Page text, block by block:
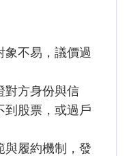
象不易，議價過
對方身份與信
到股票，或過戶
與履約機制，發